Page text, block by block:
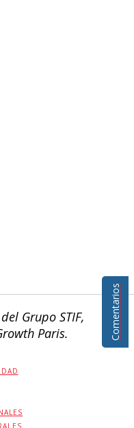
Grupo STIF,
Paris.
Comentarios